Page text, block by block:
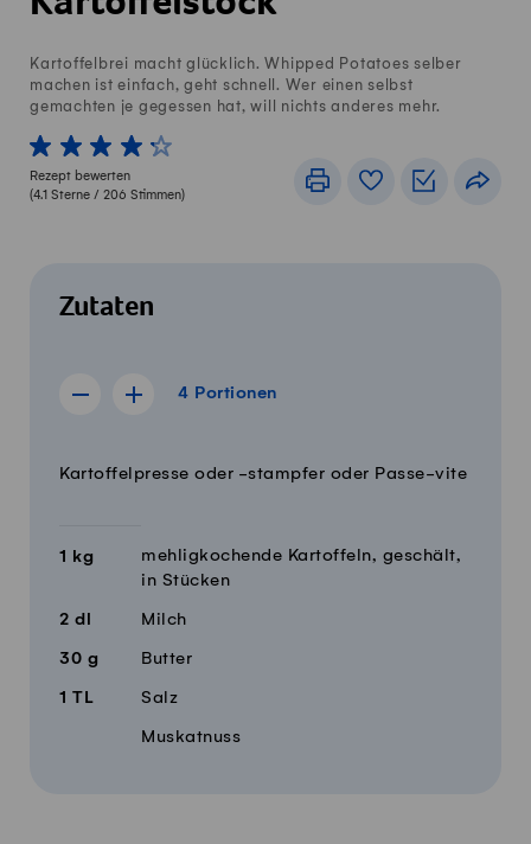
Kartoffelbrei macht glücklich. Whipped Potatoes selber
machen ist einfach, geht schnell. Wer einen selbst
gemachten je gegessen hat, will nichts anderes mehr.
1 von 5 Sterne
2 von 5 Sterne
3 von 5 Sterne
4 von 5 Sterne
5 von 5 Sterne
Rezept bewerten
(4.1 Sterne / 206 Stimmen)
DruckenRezeptbuch
Zutaten
4 Portionen
Rezept für 3 Portionen anzeigen
Rezept für 5 Portionen anzeigen
4 Portionen
MengeZutaten
Kartoffelpresse oder -stampfer oder Passe-vite
1 kg
mehligkochende Kartoffeln, geschält,
in Stücken
2 dl Milch
30 g Butter
1 TL Salz
Muskatnuss